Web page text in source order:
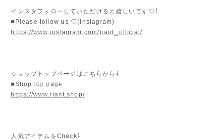
インスタフォローしていただけると嬉しいです♡⇩
■Please follow us ♡(instagram)
https://www.instagram.com/riant_official/
ショップトップページはこちらから⇩
■Shop top page
https://www.riant.shop/
人気アイテムをCheck⇩